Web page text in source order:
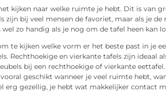
kijken naar welke ruimte je hebt. Dit is van
zijn bij veel mensen de favoriet, maar als je
wel zo handig als je nog om de tafel heen kan
te kijken welke vorm er het beste past in je
Rechthoekige en vierkante tafels zijn ideaal
bij een rechthoekige of vierkante
geschikt wanneer je veel ruimte hebt,
erg gezellig, je hebt wat makkelijker contact